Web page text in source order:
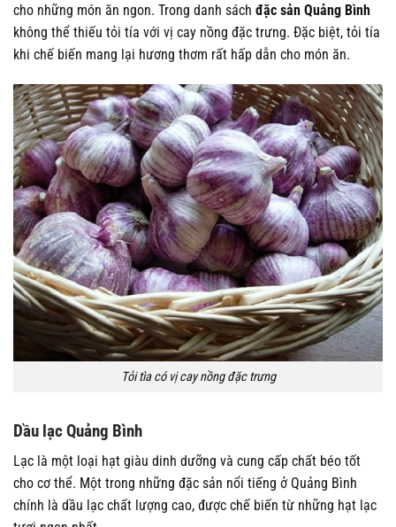
cho những món ăn ngon. Trong danh sách đặc sản Quảng Bình
không thể thiếu tỏi tía với vị cay nồng đặc trưng. Đặc biệt, tỏi tía
khi chế biến mang lại hương thơm rất hấp dẫn cho món ăn.
Tỏi tìa có vị cay nồng đặc trưng
Dầu lạc Quảng Bình
Lạc là một loại hạt giàu dinh dưỡng và cung cấp chất béo tốt
cho cơ thể. Một trong những đặc sản nổi tiếng ở Quảng Bình
chính là dầu lạc chất lượng cao, được chế biến từ những hạt lạc